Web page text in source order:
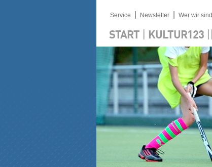
Service Newsletter Wer wir sind
START KULTUR123